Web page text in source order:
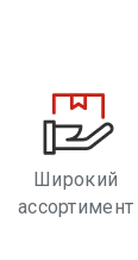
Широкий
ассортимент